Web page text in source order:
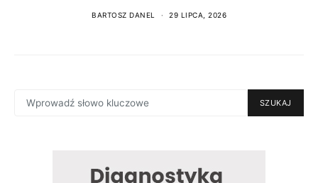
BARTOSZ DANEL 29 LIPCA, 2026
FOR:
SZUKAJ